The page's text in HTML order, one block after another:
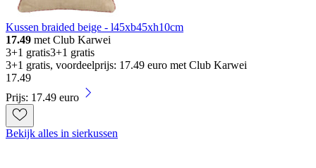
Kussen braided beige - l45xb45xh10cm
17.49 met Club Karwei
3+1 gratis3+1 gratis
3+1 gratis, voordeelprijs: 17.49 euro met Club Karwei
17.49
Prijs: 17.49 euro
Bekijk alles in sierkussen